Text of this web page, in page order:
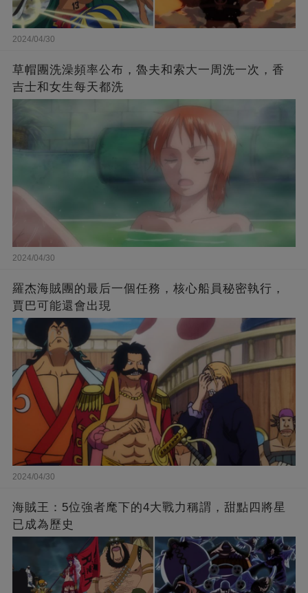
2024/04/30
草帽團洗澡頻率公布，魯夫和索大一周洗一次，香
吉士和女生每天都洗
2024/04/30
羅杰海賊團的最后一個任務，核心船員秘密執行，
賈巴可能還會出現
2024/04/30
海賊王：5位強者麾下的4大戰力稱謂，甜點四將星
已成為歷史